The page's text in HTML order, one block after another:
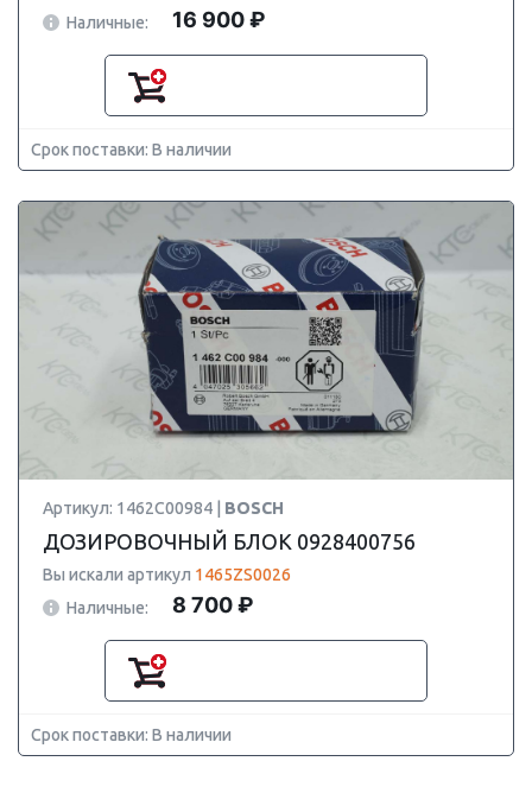
Наличные:
16 900 ₽
Срок поставки: В наличии
Артикул: 1462C00984 | BOSCH
ДОЗИРОВОЧНЫЙ БЛОК 0928400756
Вы искали артикул 1465ZS0026
Наличные:
8 700 ₽
Срок поставки: В наличии